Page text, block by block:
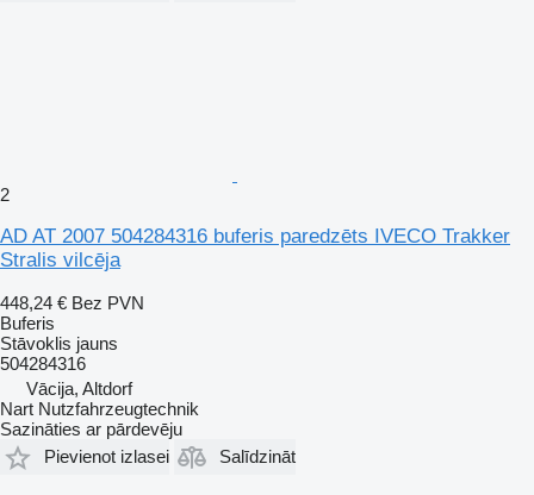
2
AD AT 2007 504284316 buferis paredzēts IVECO Trakker
Stralis vilcēja
448,24 € Bez PVN
Buferis
Stāvoklis jauns
504284316
Vācija, Altdorf
Nart Nutzfahrzeugtechnik
Sazināties ar pārdevēju
Pievienot izlasei
Salīdzināt